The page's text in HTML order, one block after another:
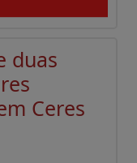
duas
Ceres